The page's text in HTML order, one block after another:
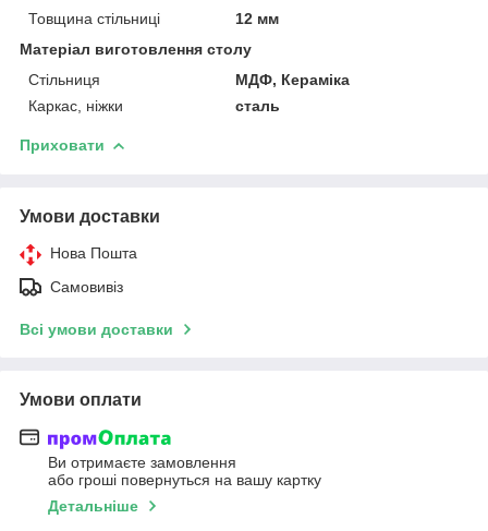
Товщина стільниці
12 мм
Матеріал виготовлення столу
Стільниця
МДФ, Кераміка
Каркас, ніжки
сталь
Приховати
Умови доставки
Нова Пошта
Самовивіз
Всі умови доставки
Умови оплати
Ви отримаєте замовлення
або гроші повернуться на вашу картку
Детальніше